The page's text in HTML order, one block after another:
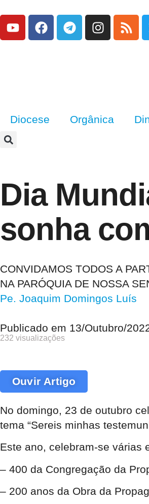
Diocese Orgânica
Dia
sonha
CONVIDAMOS TODOS A
NA PARÓQUIA DE NOSSA
Pe. Joaquim Domingos Luís
Publicado em 13/Outubro/
232 visualizações
Ouvir Artigo
No domingo, 23 de outubro
tema “Sereis minhas
Este ano, celebram-se várias
– 400 da Congregação da
– 200 anos da Obra da